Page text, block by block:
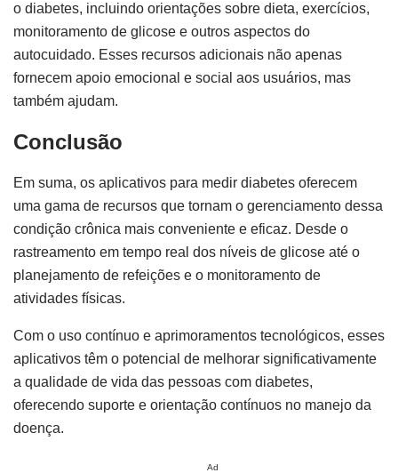
o diabetes, incluindo orientações sobre dieta, exercícios,
monitoramento de glicose e outros aspectos do
autocuidado. Esses recursos adicionais não apenas
fornecem apoio emocional e social aos usuários, mas
também ajudam.
Conclusão
Em suma, os aplicativos para medir diabetes oferecem
uma gama de recursos que tornam o gerenciamento dessa
condição crônica mais conveniente e eficaz. Desde o
rastreamento em tempo real dos níveis de glicose até o
planejamento de refeições e o monitoramento de
atividades físicas.
Com o uso contínuo e aprimoramentos tecnológicos, esses
aplicativos têm o potencial de melhorar significativamente
a qualidade de vida das pessoas com diabetes,
oferecendo suporte e orientação contínuos no manejo da
doença.
Ad